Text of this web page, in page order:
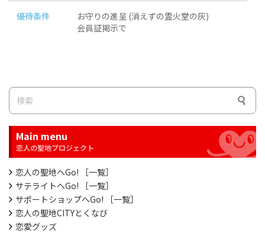
優待条件
お守りの進呈 (消えずの霊火堂の灰)
会員証掲示で
Main menu
恋人の聖地へGo! ［一覧］
サテライトへGo! ［一覧］
サポートショップへGo! ［一覧］
恋人の聖地CITYとくなび
恋愛グッズ